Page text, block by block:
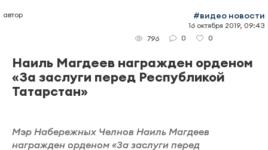
автор #видео новости
16 октября 2019, 09:43
796
0 0
Наиль Магдеев награжден орденом
«За заслуги перед Республикой
Татарстан»
Мэр Набережных Челнов Наиль Магдеев
награжден орденом «За заслуги перед